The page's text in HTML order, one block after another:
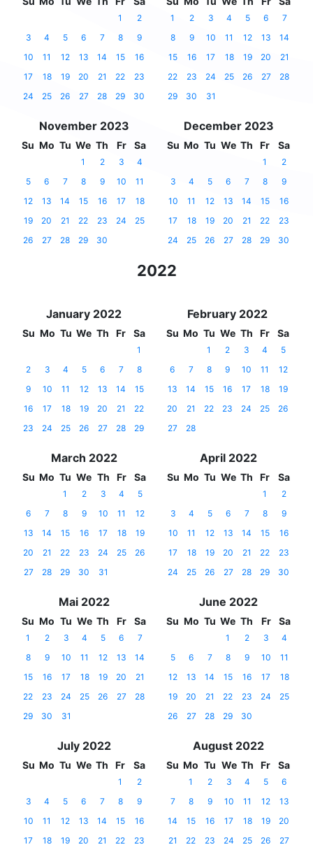
1
2
3
4 5 6 7 8
9
10
11 12 13 14 15
16
17
18 19 20 21 22
23
24
25 26 27 28 29 30
1 2 3 4 5 6
7
8
9 10 11 12 13
14
15
16 17 18 19 20
21
22
23 24 25 26 27
28
29
30 31
November 2023
Su Mo Tu We Th Fr Sa
1 2 3
4
5
6 7 8 9 10
11
12
13 14 15 16 17
18
19
20 21 22 23 24
25
26
27 28 29 30
December 2023
Su Mo Tu We Th Fr Sa
1
2
3
4 5 6 7 8
9
10
11 12 13 14 15
16
17
18 19 20 21 22
23
24
25 26 27 28 29 30
2022
January 2022
Su Mo Tu We Th Fr Sa
1
2
3 4 5 6 7
8
9
10 11 12 13 14
15
16
17 18 19 20 21
22
23
24 25 26 27 28 29
February 2022
Su Mo Tu We Th Fr Sa
1 2 3 4
5
6
7 8 9 10 11
12
13
14 15 16 17 18
19
20
21 22 23 24 25
26
27
28
March 2022
Su Mo Tu We Th Fr Sa
1 2 3 4
5
6
7 8 9 10 11
12
13
14 15 16 17 18
19
20
21 22 23 24 25
26
27
28 29 30 31
April 2022
Su Mo Tu We Th Fr Sa
1
2
3
4 5 6 7 8
9
10
11 12 13 14 15
16
17
18 19 20 21 22
23
24
25 26 27 28 29 30
Mai 2022
Su Mo Tu We Th Fr Sa
1 2 3 4 5 6
7
8
9 10 11 12 13
14
15
16 17 18 19 20
21
22
23 24 25 26 27
28
29
30 31
June 2022
Su Mo Tu We Th Fr Sa
1 2 3
4
5
6 7 8 9 10
11
12
13 14 15 16 17
18
19
20 21 22 23 24
25
26
27 28 29 30
July 2022
Su Mo Tu We Th Fr Sa
1
2
3
4 5 6 7 8
9
10
11 12 13 14 15
16
17
18 19 20 21 22
23
August 2022
Su Mo Tu We Th Fr Sa
1 2 3 4 5
6
7
8 9 10 11 12
13
14
15 16 17 18 19
20
21
22 23 24 25 26
27